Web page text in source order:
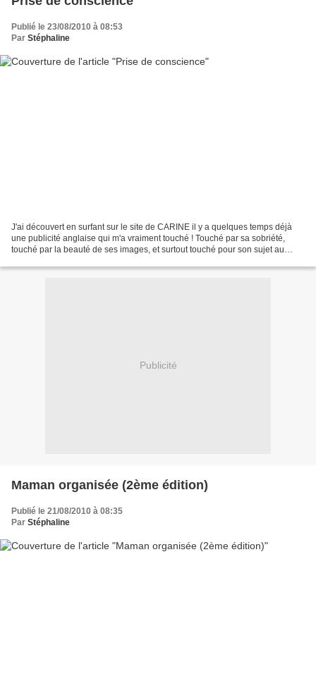
Publié le 23/08/2010 à 08:53
Par Stéphaline
J'ai découvert en surfant sur le site de CARINE il y a quelques temps déjà
une publicité anglaise qui m'a vraiment touché ! Touché par sa sobriété,
touché par la beauté de ses images, et surtout touché pour son sujet au
Publicité
Maman organisée (2ème édition)
Publié le 21/08/2010 à 08:35
Par Stéphaline